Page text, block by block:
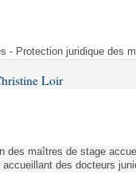
- Protection juridique des
Loir
des maîtres de stage
des docteurs